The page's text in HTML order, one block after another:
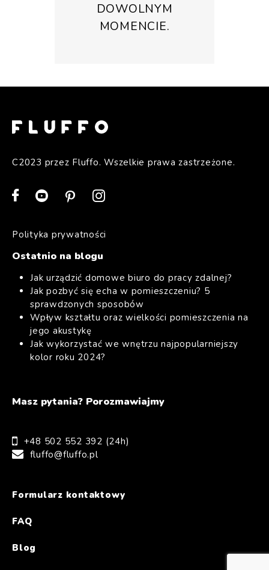
DOWOLNYM
MOMENCIE.
C2023 przez Fluffo. Wszelkie prawa zastrzeżone.
Polityka prywatności
Ostatnio na blogu
Jak urządzić domowe biuro do pracy zdalnej?
Jak pozbyć się echa w pomieszczeniu? 5
sprawdzonych sposobów
Wpływ kształtu oraz wielkości pomieszczenia na
jego akustykę
Jak wykorzystać we wnętrzu najpopularniejszy
kolor roku 2024?
Masz pytania? Porozmawiajmy
+48 502 552 392 (24h)
fluffo@fluffo.pl
Formularz kontaktowy
FAQ
Blog